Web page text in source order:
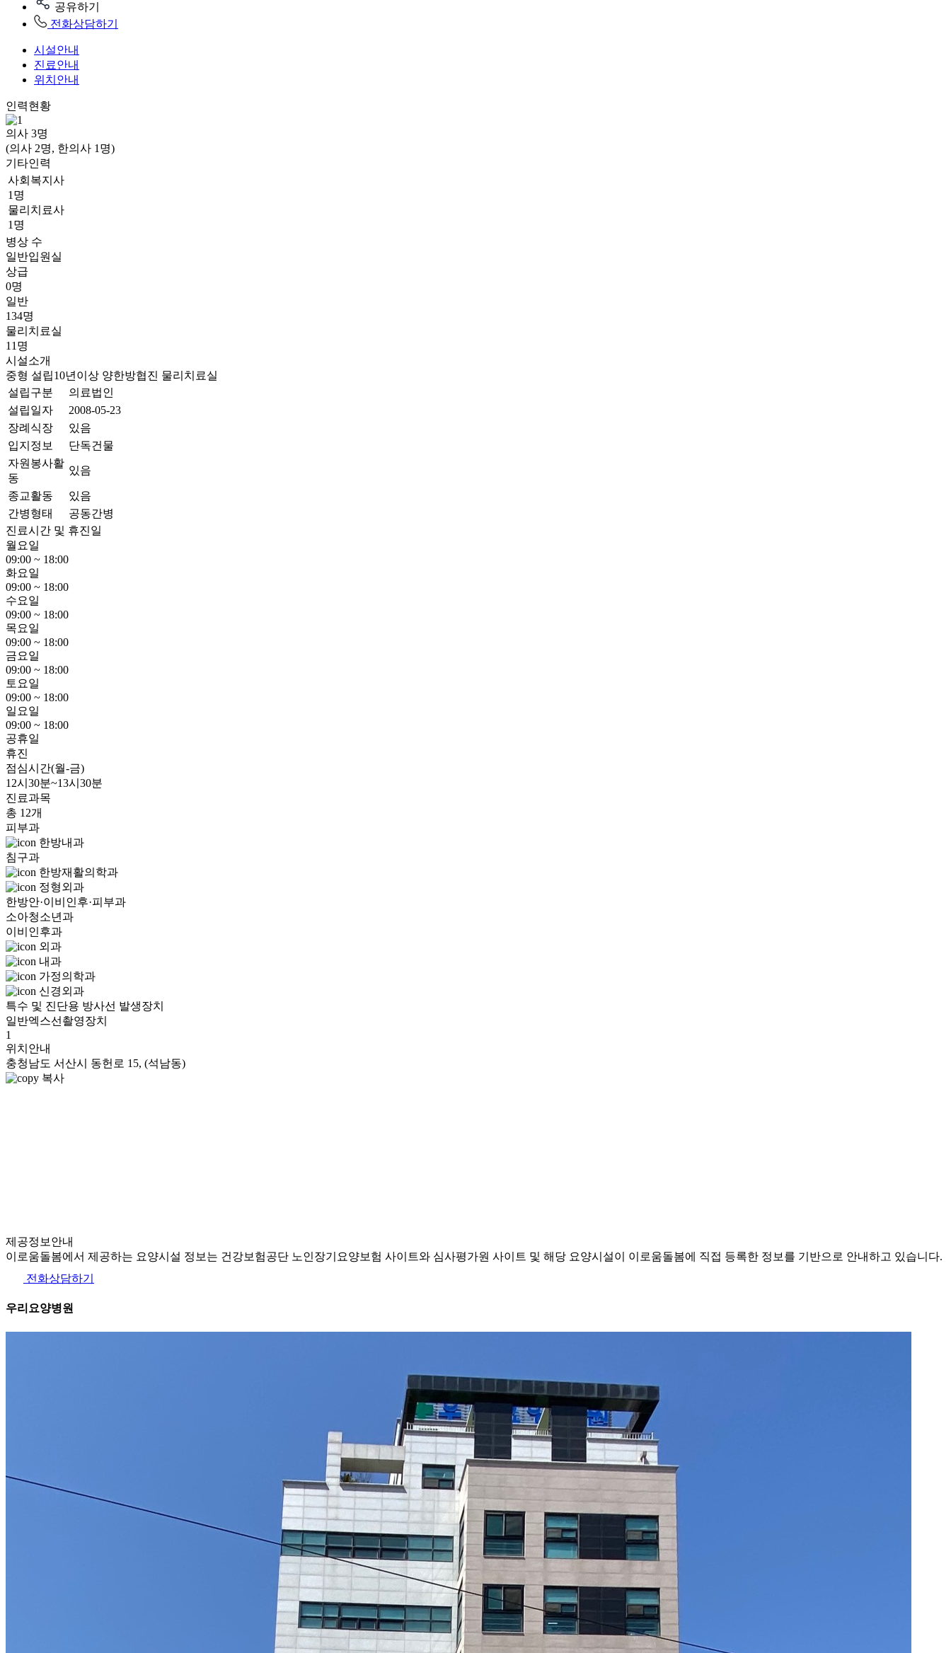
공유하기
전화상담하기
시설안내
진료안내
위치안내
인력현황
의사 3명
(의사 2명, 한의사 1명)
기타인력
사회복지사
1명
물리치료사
1명
병상 수
일반입원실
상급
0명
일반
134명
물리치료실
11명
시설소개
중형 설립10년이상 양한방협진 물리치료실
설립구분
의료법인
설립일자
2008-05-23
장례식장
있음
입지정보
단독건물
자원봉사활
동
있음
종교활동
있음
간병형태
공동간병
진료시간 및 휴진일
월요일
09:00 ~ 18:00
화요일
09:00 ~ 18:00
수요일
09:00 ~ 18:00
목요일
09:00 ~ 18:00
금요일
09:00 ~ 18:00
토요일
09:00 ~ 18:00
일요일
09:00 ~ 18:00
공휴일
휴진
점심시간(월-금)
12시30분~13시30분
진료과목
총 12개
피부과
한방내과
침구과
한방재활의학과
정형외과
한방안·이비인후·피부과
소아청소년과
이비인후과
외과
내과
가정의학과
신경외과
특수 및 진단용 방사선 발생장치
일반엑스선촬영장치
1
위치안내
충청남도 서산시 동헌로 15, (석남동)
복사
제공정보안내
이로움돌봄에서 제공하는 요양시설 정보는 건강보험공단 노인장기요양보험 사이트와 심사평가원 사이트 및 해당 요양시설이 이로움돌봄에 직접 등록한 정보를 기반으로 안내하고 있습니다.
전화상담하기
우리요양병원